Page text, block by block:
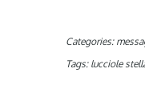
Categories:
Tags: lucciole